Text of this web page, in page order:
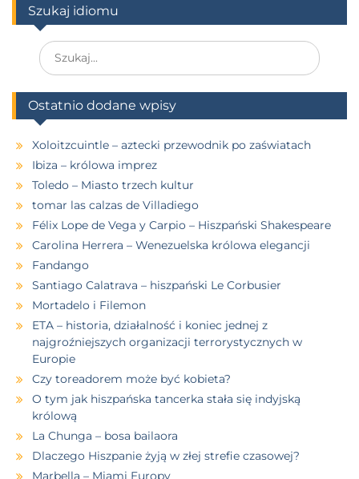
Szukaj idiomu
Ostatnio dodane wpisy
Xoloitzcuintle – aztecki przewodnik po zaświatach
Ibiza – królowa imprez
Toledo – Miasto trzech kultur
tomar las calzas de Villadiego
Félix Lope de Vega y Carpio – Hiszpański Shakespeare
Carolina Herrera – Wenezuelska królowa elegancji
Fandango
Santiago Calatrava – hiszpański Le Corbusier
Mortadelo i Filemon
ETA – historia, działalność i koniec jednej z
najgroźniejszych organizacji terrorystycznych w
Europie
Czy toreadorem może być kobieta?
O tym jak hiszpańska tancerka stała się indyjską
królową
La Chunga – bosa bailaora
Dlaczego Hiszpanie żyją w złej strefie czasowej?
Marbella – Miami Europy